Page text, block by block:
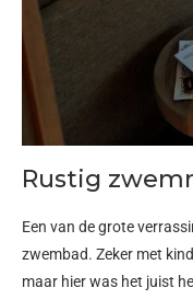
Rustig
Een van de grote
zwembad. Zeker met
maar hier was het juist